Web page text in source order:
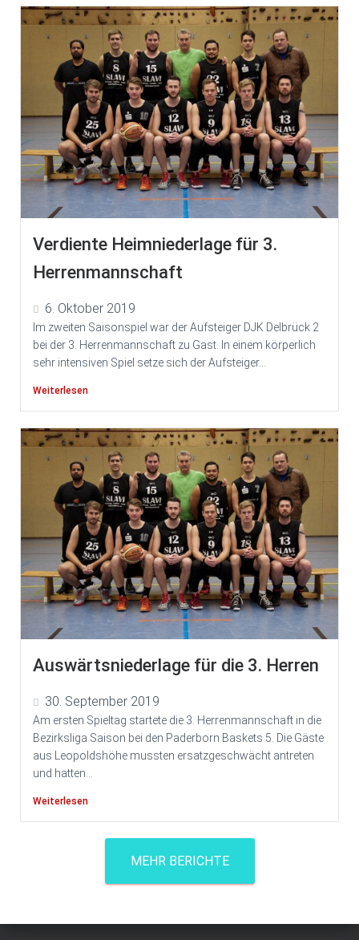
Verdiente Heimniederlage für 3.
Herrenmannschaft
6. Oktober 2019
Im zweiten Saisonspiel war der Aufsteiger DJK Delbrück 2
bei der 3. Herrenmannschaft zu Gast. In einem körperlich
sehr intensiven Spiel setze sich der Aufsteiger...
Weiterlesen
Auswärtsniederlage für die 3. Herren
30. September 2019
Am ersten Spieltag startete die 3. Herrenmannschaft in die
Bezirksliga Saison bei den Paderborn Baskets 5. Die Gäste
aus Leopoldshöhe mussten ersatzgeschwächt antreten
und hatten...
Weiterlesen
MEHR BERICHTE